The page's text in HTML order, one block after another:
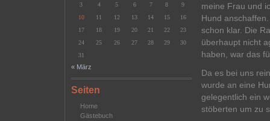
3
4 5 6 7 8
9
10
11 12 13 14 15
16
17
18 19 20 21 22
23
24
25 26 27 28 29
30
31
« März
Seiten
Home
Gästebuch
meine Frau und
Hund
schon klar. Die
überhaupt nicht
haben, war das
Da es bei uns
wurde an eine
gelegentlich ein
stöberten um zu